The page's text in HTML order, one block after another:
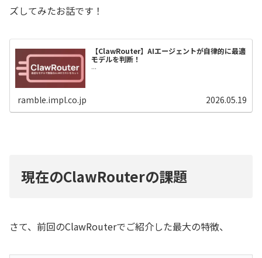
ズしてみたお話です！
【ClawRouter】AIエージェントが自律的に最適
モデルを判断！
...
ramble.impl.co.jp 2026.05.19
現在のClawRouterの課題
さて、前回のClawRouterでご紹介した最大の特徴、